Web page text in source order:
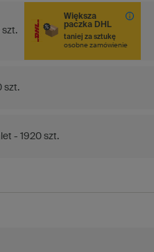
szt.
Większa
paczka DHL
taniej za sztukę
osobne zamówienie
szt.
- 1920 szt.